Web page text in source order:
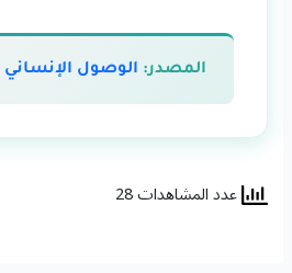
المصدر: الوصول الإنساني HUMAN ACCESS‏
عدد المشاهدات 28